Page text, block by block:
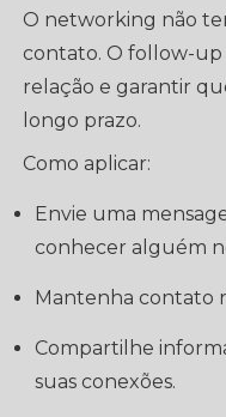
O networking não
contato. O follow-up
relação e garantir
longo prazo.
Como aplicar:
Envie uma mensagem de agradecimento após
conhecer alguém
Mantenha
Compartilhe informações e oportunidades com
suas conexões.